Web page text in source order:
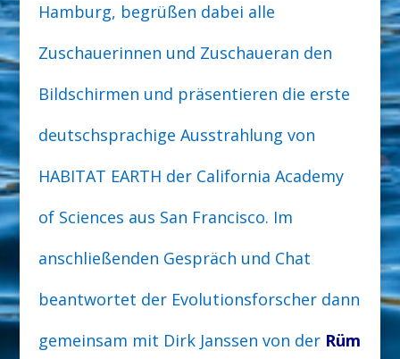
Hamburg, begrüßen dabei alle
Zuschauerinnen und Zuschaueran den
Bildschirmen und präsentieren die erste
deutschsprachige Ausstrahlung von
HABITAT EARTH der California Academy
of Sciences aus San Francisco. Im
anschließenden Gespräch und Chat
beantwortet der Evolutionsforscher dann
gemeinsam mit Dirk Janssen von der Rüm